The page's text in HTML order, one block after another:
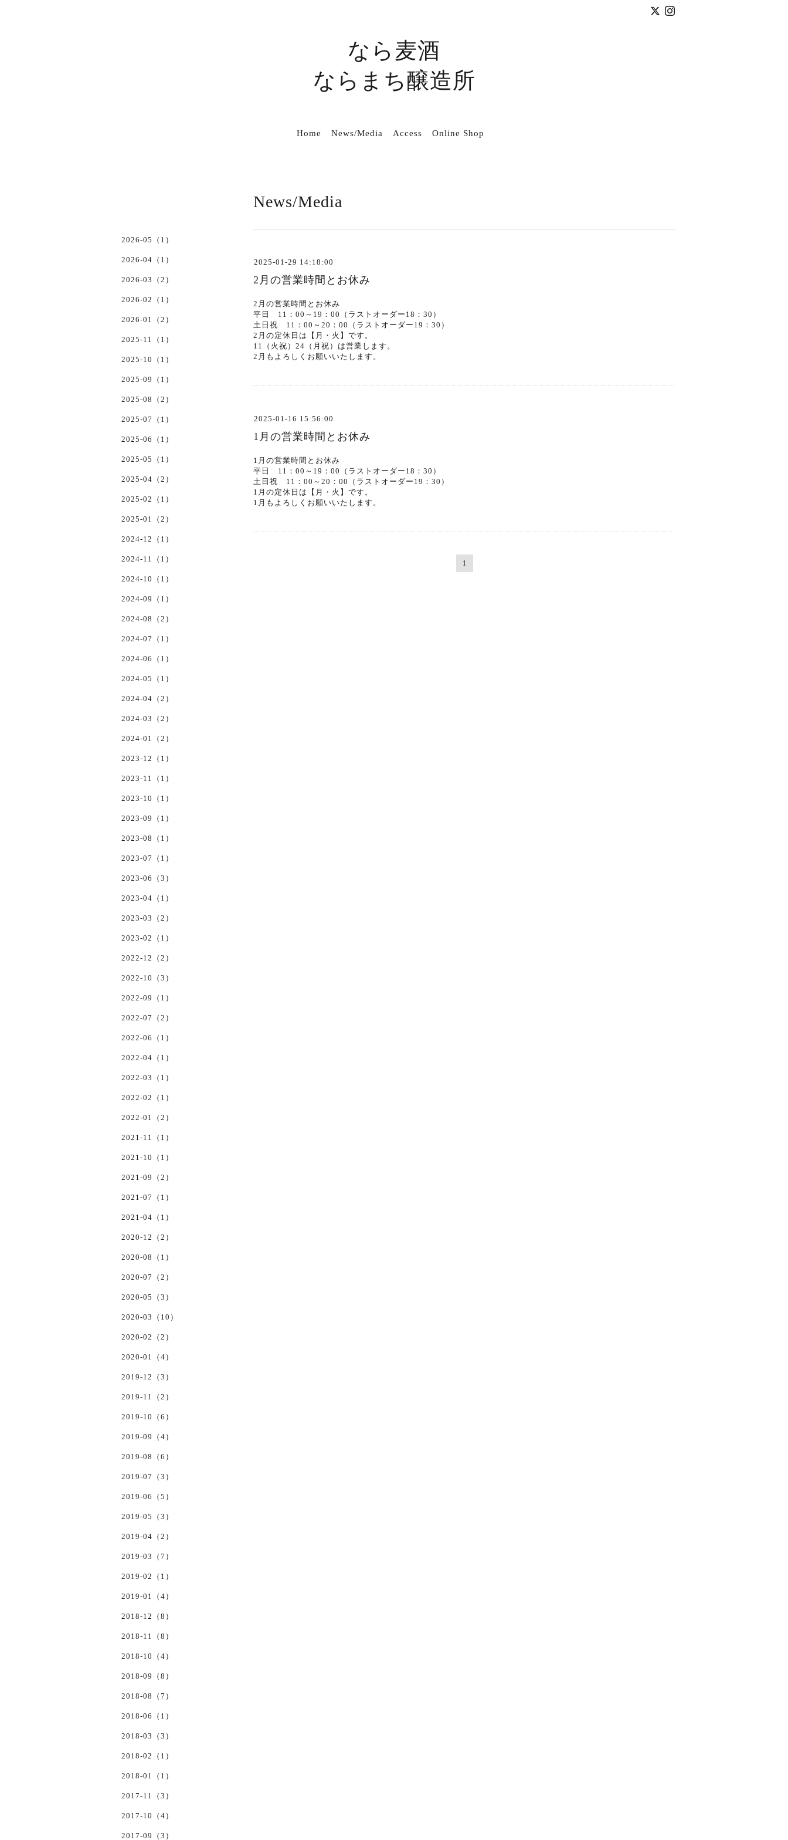
なら麦酒
ならまち醸造所
Home News/Media Access Online Shop
News/Media
2025-01-29 14:18:00
2月の営業時間とお休み
2月の営業時間とお休み
平日 11：00～19：00（ラストオーダー18：30）
土日祝 11：00～20：00（ラストオーダー19：30）
2月の定休日は【月・火】です。
11（火祝）24（月祝）は営業します。
2月もよろしくお願いいたします。
2025-01-16 15:56:00
1月の営業時間とお休み
1月の営業時間とお休み
平日 11：00～19：00（ラストオーダー18：30）
土日祝 11：00～20：00（ラストオーダー19：30）
1月の定休日は【月・火】です。
1月もよろしくお願いいたします。
1
2026-05（1）
2026-04（1）
2026-03（2）
2026-02（1）
2026-01（2）
2025-11（1）
2025-10（1）
2025-09（1）
2025-08（2）
2025-07（1）
2025-06（1）
2025-05（1）
2025-04（2）
2025-02（1）
2025-01（2）
2024-12（1）
2024-11（1）
2024-10（1）
2024-09（1）
2024-08（2）
2024-07（1）
2024-06（1）
2024-05（1）
2024-04（2）
2024-03（2）
2024-01（2）
2023-12（1）
2023-11（1）
2023-10（1）
2023-09（1）
2023-08（1）
2023-07（1）
2023-06（3）
2023-04（1）
2023-03（2）
2023-02（1）
2022-12（2）
2022-10（3）
2022-09（1）
2022-07（2）
2022-06（1）
2022-04（1）
2022-03（1）
2022-02（1）
2022-01（2）
2021-11（1）
2021-10（1）
2021-09（2）
2021-07（1）
2021-04（1）
2020-12（2）
2020-08（1）
2020-07（2）
2020-05（3）
2020-03（10）
2020-02（2）
2020-01（4）
2019-12（3）
2019-11（2）
2019-10（6）
2019-09（4）
2019-08（6）
2019-07（3）
2019-06（5）
2019-05（3）
2019-04（2）
2019-03（7）
2019-02（1）
2019-01（4）
2018-12（8）
2018-11（8）
2018-10（4）
2018-09（8）
2018-08（7）
2018-06（1）
2018-03（3）
2018-02（1）
2018-01（1）
2017-11（3）
2017-10（4）
2017-09（3）